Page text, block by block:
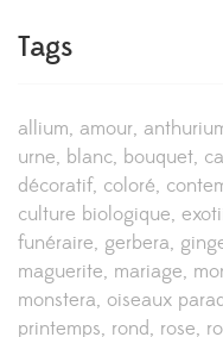
Tags
allium amour
urne blanc bouquet
décoratif coloré
culture biologique
funéraire gerbera
maguerite mariage
monstera oiseaux
printemps rond rose